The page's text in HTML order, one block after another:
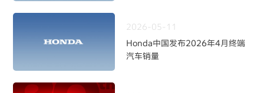
2026-05-11
Honda中国发布2026年4月终端
汽车销量